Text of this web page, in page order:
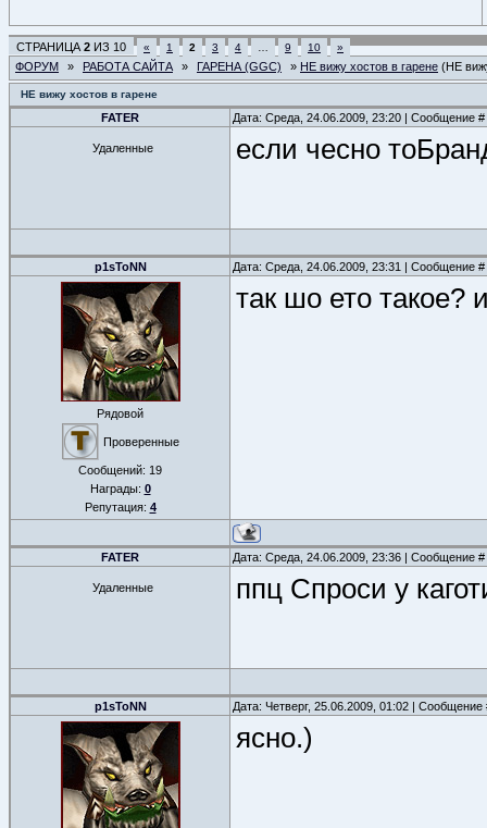
СТРАНИЦА 2 ИЗ 10 « 1 2 3 4 9 10 »
ФОРУМ » РАБОТА САЙТА » ГАРЕНА (GGC) » НЕ вижу хостов в гарене (НЕ
НЕ вижу хостов в гарене
FATER Дата: Среда, 24.06.2009, 23:20 | Сообщение #
Удаленные если чесно
p1sToNN Дата: Среда, 24.06.2009, 23:31 | Сообщение #
Рядовой
Проверенные
Сообщений: 19
Награды: 0
Репутация: 4
так шо ето такое?
FATER Дата: Среда, 24.06.2009, 23:36 | Сообщение #
Удаленные ппц Спроси у
p1sToNN Дата: Четверг, 25.06.2009, 01:02 |
ясно.)